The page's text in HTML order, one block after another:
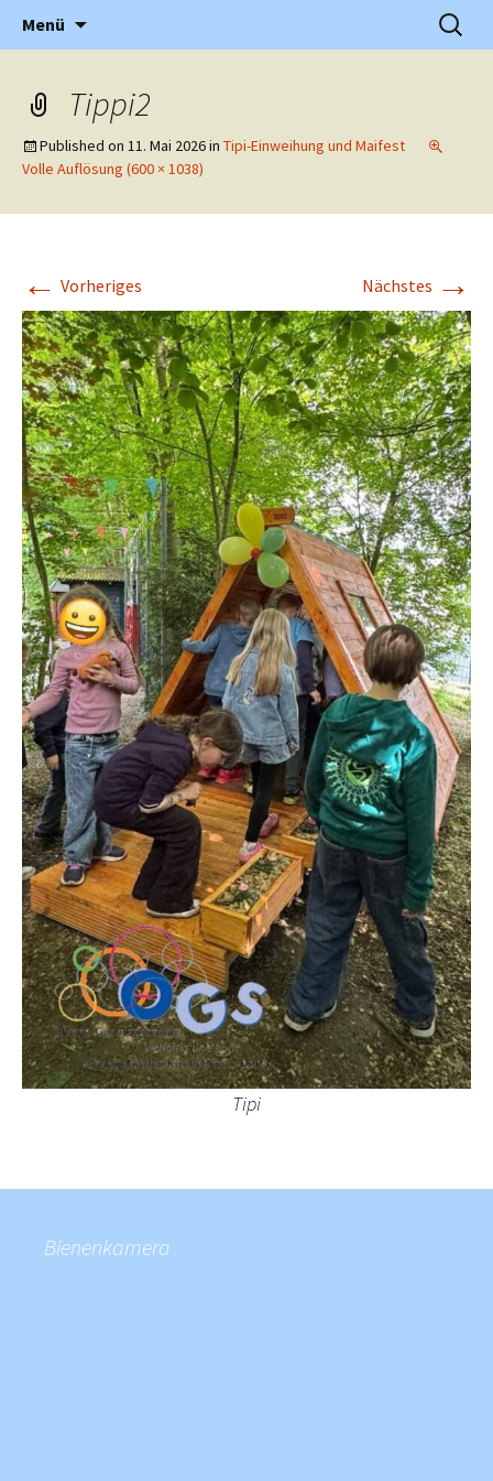
PGS
Grundschule in Holzwickede Hengsen
Menü
Suchen
nach:
Tippi2
Published on 11. Mai 2026in Tipi-Einweihung und Maifest
Volle Auflösung (600 × 1038)
← Vorheriges Nächstes →
Tipi
Bienenkamera